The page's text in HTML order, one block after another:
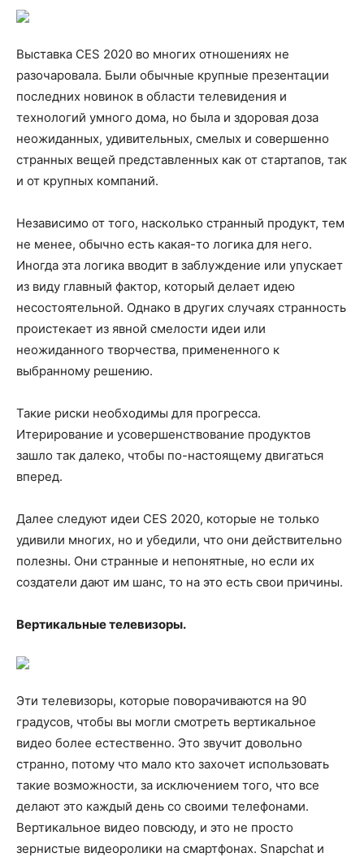
Выставка CES 2020 во многих отношениях не
разочаровала. Были обычные крупные презентации
последних новинок в области телевидения и
технологий умного дома, но была и здоровая доза
неожиданных, удивительных, смелых и совершенно
странных вещей представленных как от стартапов, так
и от крупных компаний.
Независимо от того, насколько странный продукт, тем
не менее, обычно есть какая-то логика для него.
Иногда эта логика вводит в заблуждение или упускает
из виду главный фактор, который делает идею
несостоятельной. Однако в других случаях странность
проистекает из явной смелости идеи или
неожиданного творчества, примененного к
выбранному решению.
Такие риски необходимы для прогресса.
Итерирование и усовершенствование продуктов
зашло так далеко, чтобы по-настоящему двигаться
вперед.
Далее следуют идеи CES 2020, которые не только
удивили многих, но и убедили, что они действительно
полезны. Они странные и непонятные, но если их
создатели дают им шанс, то на это есть свои причины.
Вертикальные телевизоры.
Эти телевизоры, которые поворачиваются на 90
градусов, чтобы вы могли смотреть вертикальное
видео более естественно. Это звучит довольно
странно, потому что мало кто захочет использовать
такие возможности, за исключением того, что все
делают это каждый день со своими телефонами.
Вертикальное видео повсюду, и это не просто
зернистые видеоролики на смартфонах. Snapchat и